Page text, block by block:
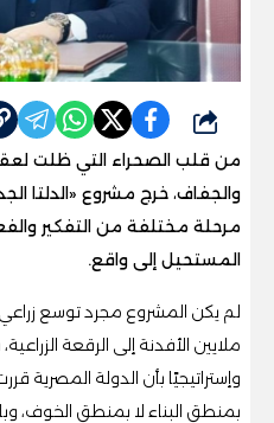
شارك
من قلب الصحراء التي ظلت
والجفاف، خرج مشروع «الدلتا
مرحلة مختلفة من التفكير
المستحيل إلى واقع.
لم يكن المشروع مجرد توسع
ملايين الأفدنة إلى الرقعة
وإستراتيجيًا بأن الدولة المصرية
بمنطق البناء لا بمنطق الخوف،